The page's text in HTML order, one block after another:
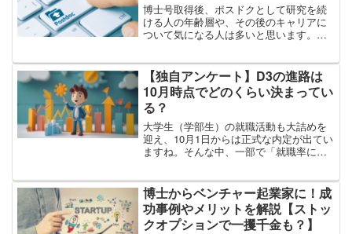
博士号取得後、ポスドクとして研究を続
ける人の年齢層や、その後のキャリアに
ついて気になる人は多いと思います。ポ
る？高齢ポスドク問題とは？このような
情報を、記事にまとめました...
【独自アンケート】D3の進路は
10月時点でどのくらい決まってい
る？
大学生（学部生）の就職活動も大詰めを
迎え、10月1日からは正式な内定が出てい
ますね。そんな中、一部で「就職率に課
「博士情報エンジンwakate」では、博士
課程3年目（D...
博士からベンチャー起業家に！成
功事例やメリットを解説【ストッ
クオプションで一攫千金も？】